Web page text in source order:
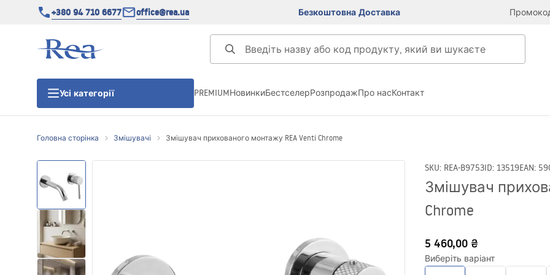
+380 94 710 6677 office@rea.ua Безкоштовна Доставка
Усі категорії
Душові двері
Душові піддони
Душові лінійні зливи
PREMIUMНовинкиБестселерРозпродажПро насКонтакт
Головна сторінка Змішувачі Змішувач прихованого монтажу REA Venti Chrome
SKU: REA-B9753ID: 13519EAN:
Змішувач
Chrome
5 460,00 ₴
Виберіть варіант